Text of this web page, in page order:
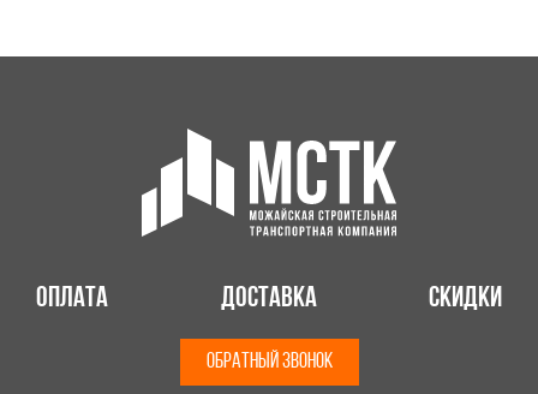
Оплата Доставка Скидки
ОБРАТНЫЙ ЗВОНОК